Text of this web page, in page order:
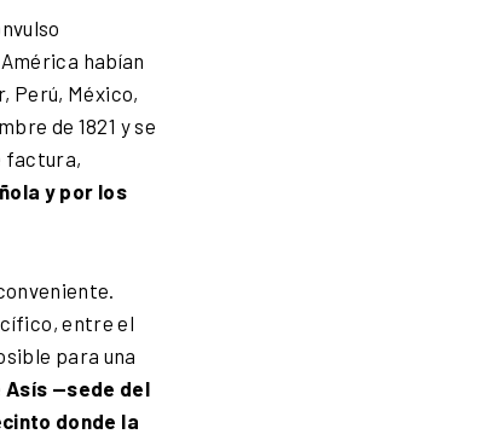
habían
Perú, México,
de 1821 y se
factura,
y por los
entre el
para una
Asís —sede del
donde la